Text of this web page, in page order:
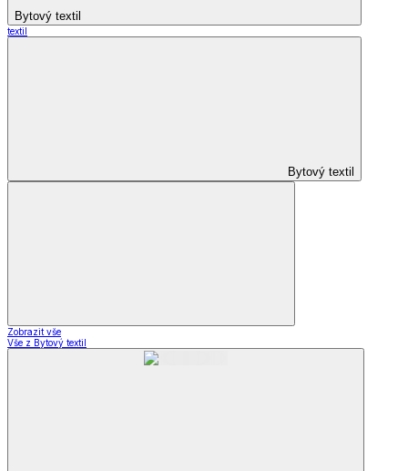
Bytový textil
textil
Bytový textil
Zobrazit vše
Vše z Bytový textil